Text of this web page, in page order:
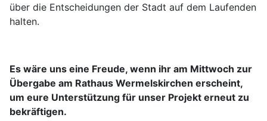
über die Entscheidungen der Stadt auf dem Laufenden
halten.
Es wäre uns eine Freude, wenn ihr am Mittwoch zur
Übergabe am Rathaus Wermelskirchen erscheint,
um eure Unterstützung für unser Projekt erneut zu
bekräftigen.